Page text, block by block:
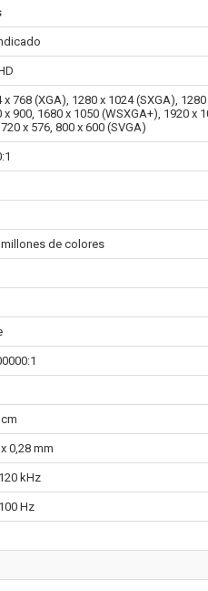
x 768 (XGA), 1280 x 1024 (SXGA),
x 900, 1680 x 1050 (WSXGA+), 1920 x
x 576, 800 x 600 (SVGA)
millones de colores
0,28 mm
kHz
Hz